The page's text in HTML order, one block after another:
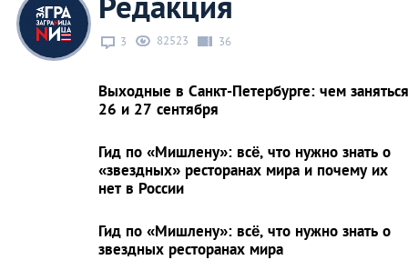
3 82523 36
Выходные в Санкт-Петербурге: чем заняться
26 и 27 сентября
Гид по «Мишлену»: всё, что нужно знать о
«звездных» ресторанах мира и почему их
нет в России
Гид по «Мишлену»: всё, что нужно знать о
звездных ресторанах мира